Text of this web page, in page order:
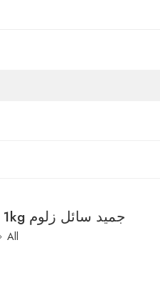
Zalloum Liquid Jameed 1kg جميد سائل زلوم
All